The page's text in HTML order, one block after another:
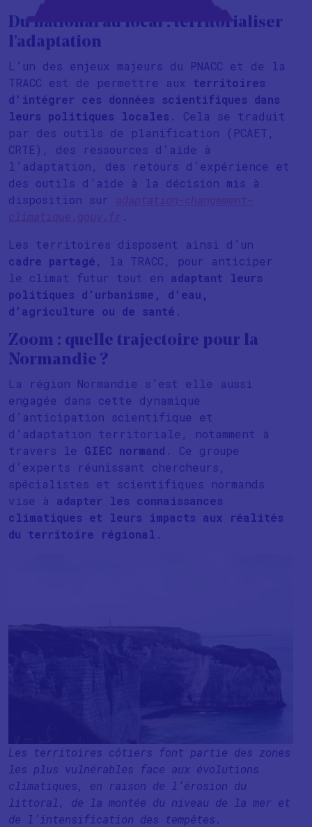
Du national au local : territorialiser
l’adaptation
L’un des enjeux majeurs du PNACC et de la
TRACC est de permettre aux territoires
d’intégrer ces données scientifiques dans
leurs politiques locales . Cela se traduit
par des outils de planification (PCAET,
CRTE), des ressources d’aide à
l’adaptation, des retours d’expérience et
des outils d’aide à la décision mis à
disposition sur adaptation-changement-
climatique.gouv.fr .
Les territoires disposent ainsi d’un
cadre partagé , la TRACC, pour anticiper
le climat futur tout en adaptant leurs
politiques d’urbanisme, d’eau,
d’agriculture ou de santé .
Zoom : quelle trajectoire pour la
Normandie ?
La région Normandie s’est elle aussi
engagée dans cette dynamique
d’anticipation scientifique et
d’adaptation territoriale, notamment à
travers le GIEC normand . Ce groupe
d’experts réunissant chercheurs,
spécialistes et scientifiques normands
vise à adapter les connaissances
climatiques et leurs impacts aux réalités
du territoire régional .
Les territoires côtiers font partie des zones
les plus vulnérables face aux évolutions
climatiques, en raison de l’érosion du
littoral, de la montée du niveau de la mer et
de l’intensification des tempêtes.